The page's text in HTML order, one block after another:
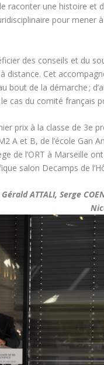
raconter une histoire et
pour mener
des conseils et du
distance. Cet
bout de la démarche ;
cas du comité français
prix à la classe de 3e
A et B, de l’école Gan
de l’ORT à Marseille
salon Decamps de
ATTALI, Serge